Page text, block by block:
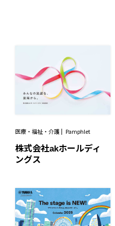
医療・福祉・介護 Pamphlet
株式会社akホールディ
ングス